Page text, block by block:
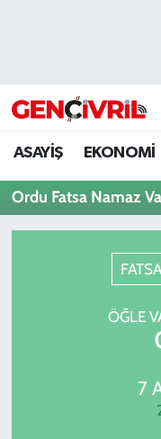
ASAYİŞ EKONOMİ
Ordu Fatsa Namaz
FATSA
ÖĞLE
7
DENİZLİ
EĞİTİM
EKONOMİ
GÜNDEM
Merkezefendi
Süper Lig Puan
Tüm Manşetler
Son Dakika